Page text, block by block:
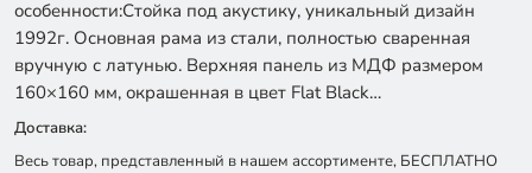
особенности:Стойка под акустику, уникальный дизайн
1992г. Основная рама из стали, полностью сваренная
вручную с латунью. Верхняя панель из МДФ размером
160×160 мм, окрашенная в цвет Flat Black…
Доставка:
Весь товар, представленный в нашем ассортименте, БЕСПЛАТНО